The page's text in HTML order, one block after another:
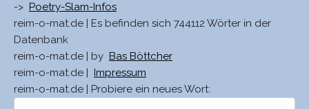
-> Poetry-Slam-Infos
reim-o-mat.de | Es befinden sich 744112 Wörter in der
Datenbank
reim-o-mat.de | by Bas Böttcher
reim-o-mat.de |
Impressum
reim-o-mat.de | Probiere ein neues Wort: